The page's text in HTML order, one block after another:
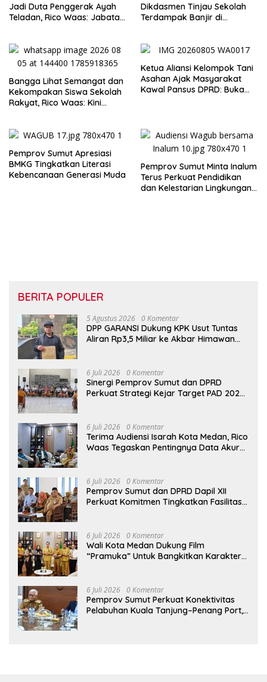
Jadi Duta Penggerak Ayah
Teladan, Rico Waas: Jabatan
Dikdasmen Tinjau Sekolah
Terdampak Banjir di
Bangga Lihat Semangat dan
Kekompakan Siswa Sekolah
Rakyat, Rico Waas: Kini
Ketua Aliansi Kelompok Tani
Asahan Ajak Masyarakat
Kawal Pansus DPRD: Buka
Pemprov Sumut Apresiasi
BMKG Tingkatkan Literasi
Kebencanaan Generasi Muda
Pemprov Sumut Minta Inalum
Terus Perkuat Pendidikan
dan Kelestarian Lingkungan
BERITA POPULER
5 Agustus 2026 0 Komentar
DPP GARANSI Dukung KPK Usut Tuntas
Aliran Rp3,5 Miliar ke Akbar Himawan
6 Juli 2026 0 Komentar
Sinergi Pemprov Sumut dan DPRD
Perkuat Strategi Kejar Target PAD 2026
6 Juli 2026 0 Komentar
Terima Audiensi Isarah Kota Medan, Rico
Waas Tegaskan Pentingnya Data Akurat
6 Juli 2026 0 Komentar
Pemprov Sumut dan DPRD Dapil XII
Perkuat Komitmen Tingkatkan Fasilitas
6 Juli 2026 0 Komentar
Wali Kota Medan Dukung Film
“Pramuka” Untuk Bangkitkan Karakter
6 Juli 2026 0 Komentar
Pemprov Sumut Perkuat Konektivitas
Pelabuhan Kuala Tanjung–Penang Port,